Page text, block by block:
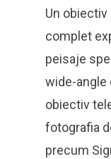
Un
complet
peisaje
wide-angle
obiectiv
fotografia
precum